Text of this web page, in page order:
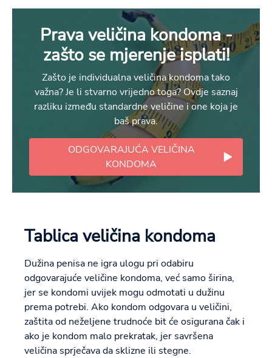
Prava veličina kondoma -
zašto se mjerenje isplati!
Zašto je individualna veličina kondoma tako
važna? Je li stvarno vrijedno toga? Ovdje saznaj
razliku između standardne veličine i one koja je
baš prava.
ODGOVARAJUĆA VELIČINA
KONDOMA
Tablica veličina kondoma
Dužina penisa ne igra ulogu pri odabiru
odgovarajuće veličine kondoma, već samo širina,
jer se kondomi uvijek mogu odmotati u dužinu
prema potrebi. Ako kondom odgovara u veličini,
zaštita od neželjene trudnoće bit će osigurana čak i
ako je kondom malo prekratak, jer savršena
veličina sprječava da sklizne ili stegne.